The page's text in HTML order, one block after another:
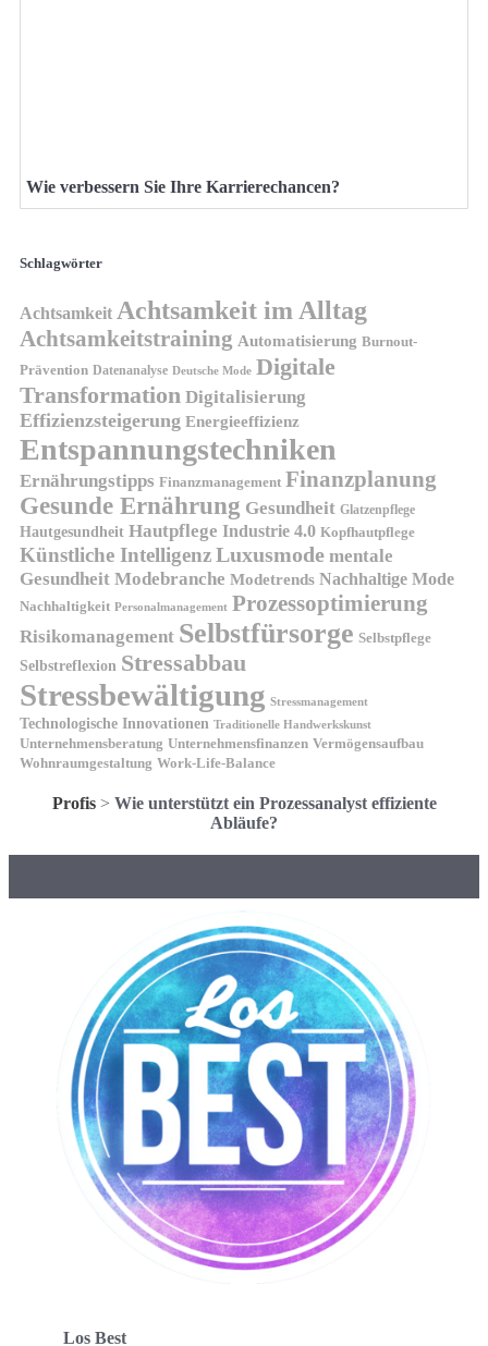
Wie verbessern Sie Ihre Karrierechancen?
Schlagwörter
Achtsamkeit Achtsamkeit im Alltag
Achtsamkeitstraining Automatisierung Burnout-
Prävention Datenanalyse Deutsche Mode Digitale
Transformation Digitalisierung
Effizienzsteigerung Energieeffizienz
Entspannungstechniken
Ernährungstipps Finanzmanagement Finanzplanung
Gesunde Ernährung Gesundheit Glatzenpflege
Hautgesundheit Hautpflege Industrie 4.0 Kopfhautpflege
Künstliche IntelligenzLuxusmode mentale
Gesundheit Modebranche Modetrends Nachhaltige Mode
Nachhaltigkeit Personalmanagement Prozessoptimierung
Risikomanagement Selbstfürsorge Selbstpflege
Selbstreflexion Stressabbau
Stressbewältigung Stressmanagement
Technologische Innovationen Traditionelle Handwerkskunst
Unternehmensberatung Unternehmensfinanzen Vermögensaufbau
Wohnraumgestaltung Work-Life-Balance
Profis> Wie unterstützt ein Prozessanalyst effiziente
Abläufe?
Los Best